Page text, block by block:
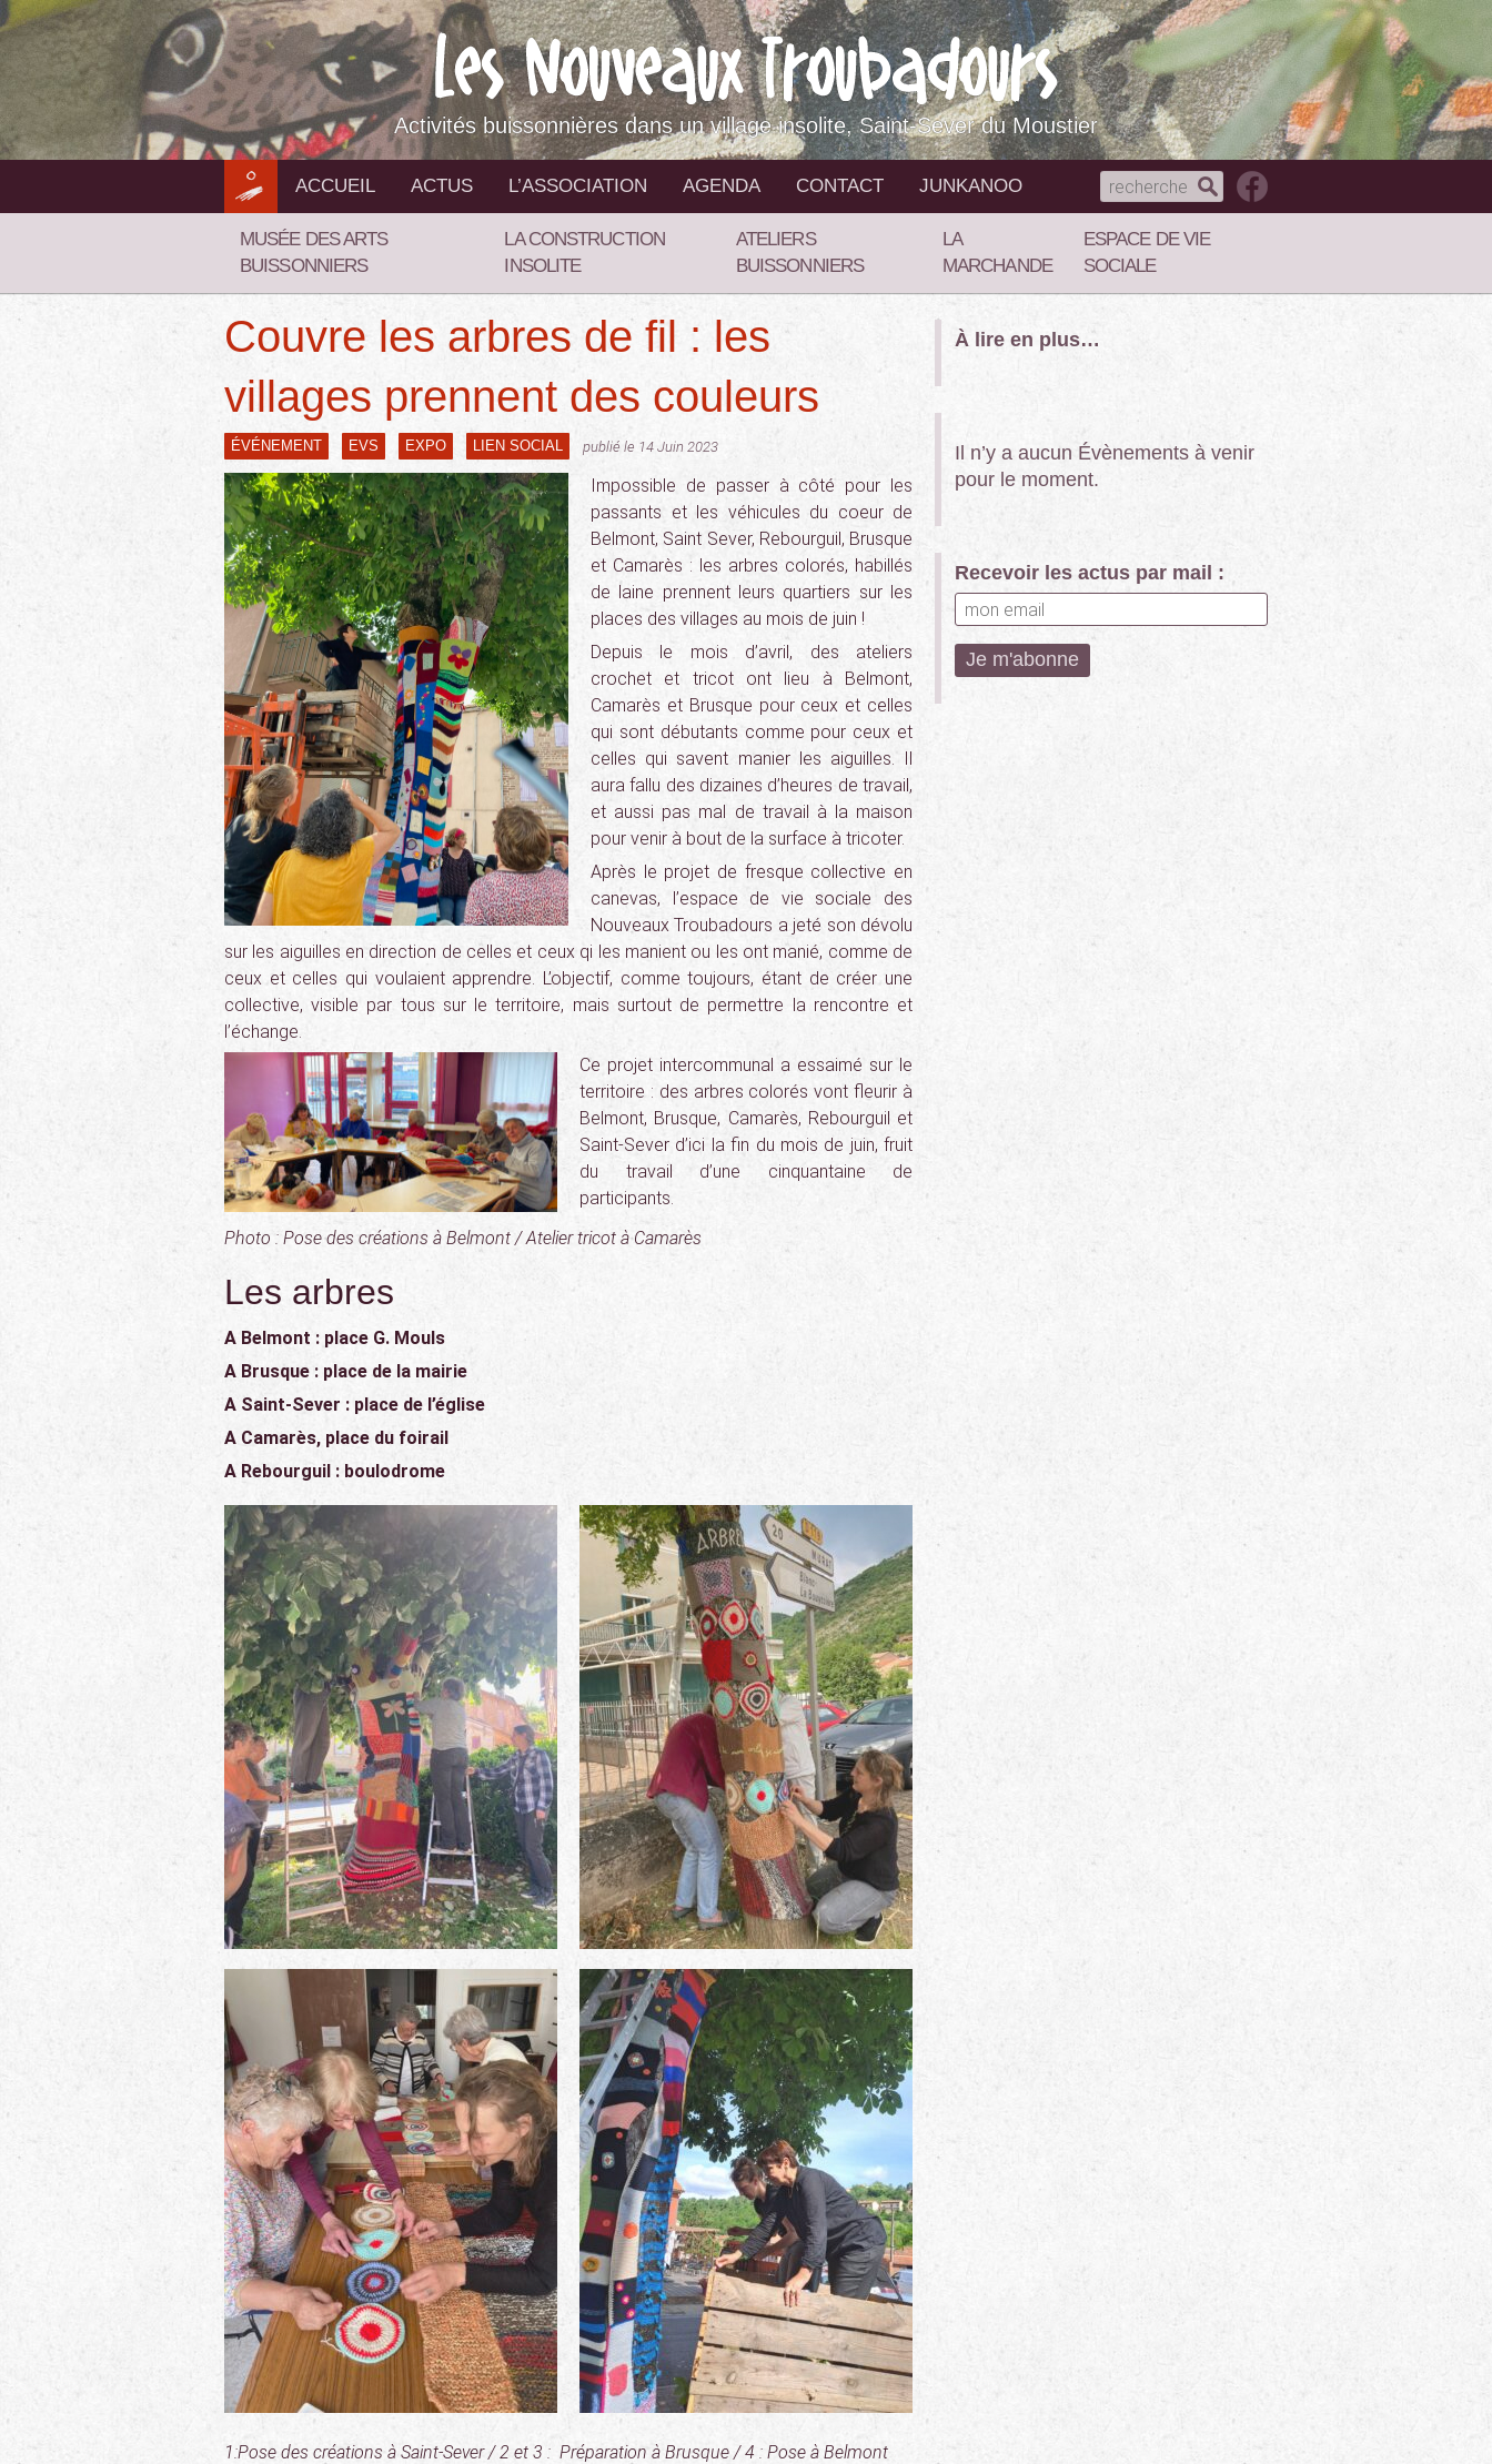
Aller
au
contenu
Activités buissonnières dans un village insolite, Saint-Sever du Moustier
ACCUEIL ACTUS L’ASSOCIATION AGENDA CONTACT JUNKANOO
MUSÉE DES ARTS
BUISSONNIERS
LA CONSTRUCTION
INSOLITE
ATELIERS
BUISSONNIERS
LA
MARCHANDE
ESPACE DE VIE
SOCIALE
Couvre les arbres de fil : les
villages prennent des couleurs
ÉVÉNEMENT EVS EXPO LIEN SOCIAL publié le 14 Juin 2023
Impossible de passer à côté pour les
passants et les véhicules du coeur de
Belmont, Saint Sever, Rebourguil, Brusque
et Camarès : les arbres colorés, habillés
de laine prennent leurs quartiers sur les
places des villages au mois de juin !
Depuis le mois d’avril, des ateliers
crochet et tricot ont lieu à Belmont,
Camarès et Brusque pour ceux et celles
qui sont débutants comme pour ceux et
celles qui savent manier les aiguilles. Il
aura fallu des dizaines d’heures de travail,
et aussi pas mal de travail à la maison
pour venir à bout de la surface à tricoter.
Après le projet de fresque collective en
canevas, l’espace de vie sociale des
Nouveaux Troubadours a jeté son dévolu
sur les aiguilles en direction de celles et ceux qi les manient ou les ont manié, comme de
ceux et celles qui voulaient apprendre. L’objectif, comme toujours, étant de créer une
collective, visible par tous sur le territoire, mais surtout de permettre la rencontre et
l’échange.
Ce projet intercommunal a essaimé sur le
territoire : des arbres colorés vont fleurir à
Belmont, Brusque, Camarès, Rebourguil et
Saint-Sever d’ici la fin du mois de juin, fruit
du travail d’une cinquantaine de
participants.
Photo : Pose des créations à Belmont / Atelier tricot à Camarès
Les arbres
A Belmont : place G. Mouls
A Brusque : place de la mairie
A Saint-Sever : place de l’église
A Camarès, place du foirail
A Rebourguil : boulodrome
1:Pose des créations à Saint-Sever / 2 et 3 : Préparation à Brusque / 4 : Pose à Belmont
À lire en plus…
Il n’y a aucun Évènements à venir
pour le moment.
Recevoir les actus par mail :